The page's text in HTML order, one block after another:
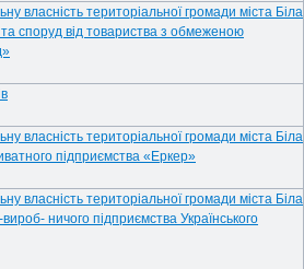
власність територіальної громади міста Біла
споруд від товариства з обмеженою
власність територіальної громади міста Біла
підприємства «Еркер»
власність територіальної громади міста Біла
ничого підприємства Українського